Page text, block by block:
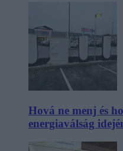
Hová ne menj és
energiaválság